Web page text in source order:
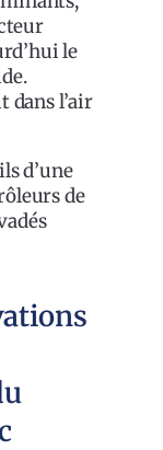
le
l’air
d’une
de